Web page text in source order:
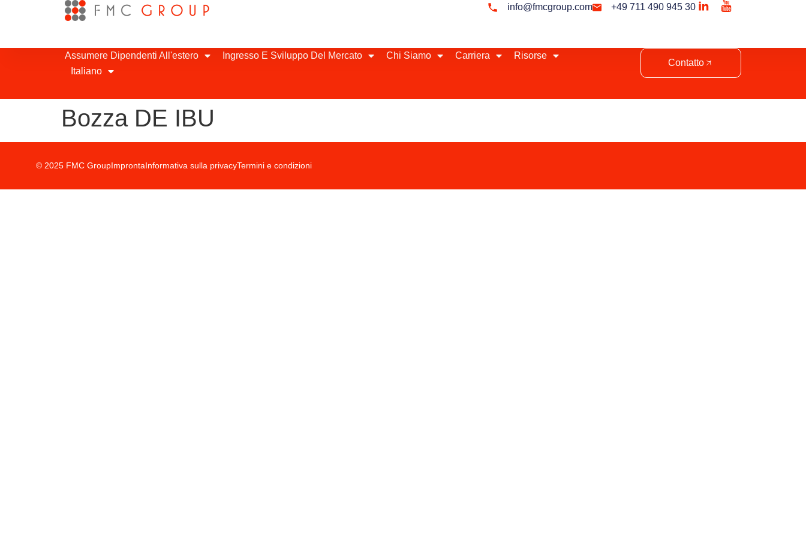
info@fmcgroup.com +49 711 490 945 30
Assumere Dipendenti All'estero Ingresso E Sviluppo Del Mercato Chi Siamo Carriera
Risorse
Italiano
Contatto
Bozza DE IBU
© 2025 FMC GroupImprontaInformativa sulla privacyTermini e condizioni